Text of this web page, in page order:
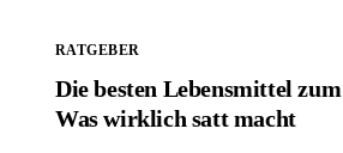
RATGEBER
Die besten Lebensmittel
Was wirklich satt macht